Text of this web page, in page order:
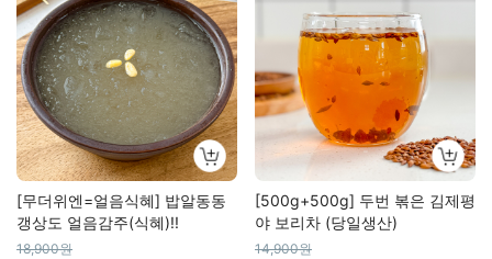
[무더위엔=얼음식혜] 밥알동동
갱상도 얼음감주(식혜)!!
18,900원
[500g+500g] 두번 볶은 김제평
야 보리차 (당일생산)
14,900원